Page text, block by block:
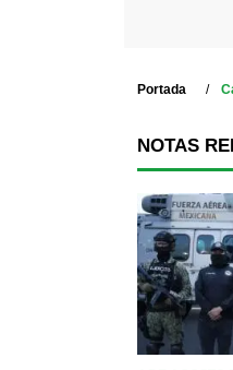
Portada
NOTAS